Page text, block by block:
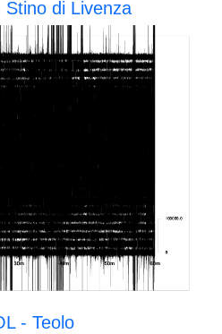
Stino di Livenza
- Teolo